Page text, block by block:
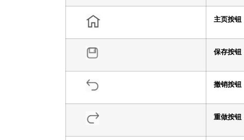
主页按钮
保存按钮
撤销按钮
重做按钮